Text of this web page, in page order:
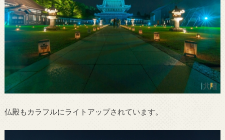
仏殿もカラフルにライトアップされています。